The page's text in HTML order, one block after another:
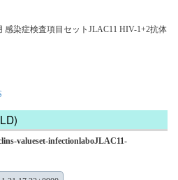
感染症検査項目セットJLAC11 HIV-1+2抗体
valueset-infectionlaboJLAC11-